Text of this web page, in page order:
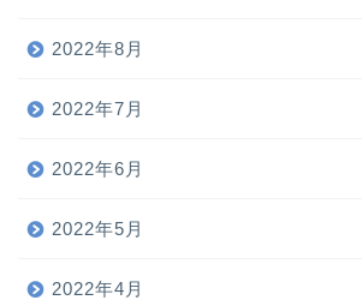
2022年8月
2022年7月
2022年6月
2022年5月
2022年4月